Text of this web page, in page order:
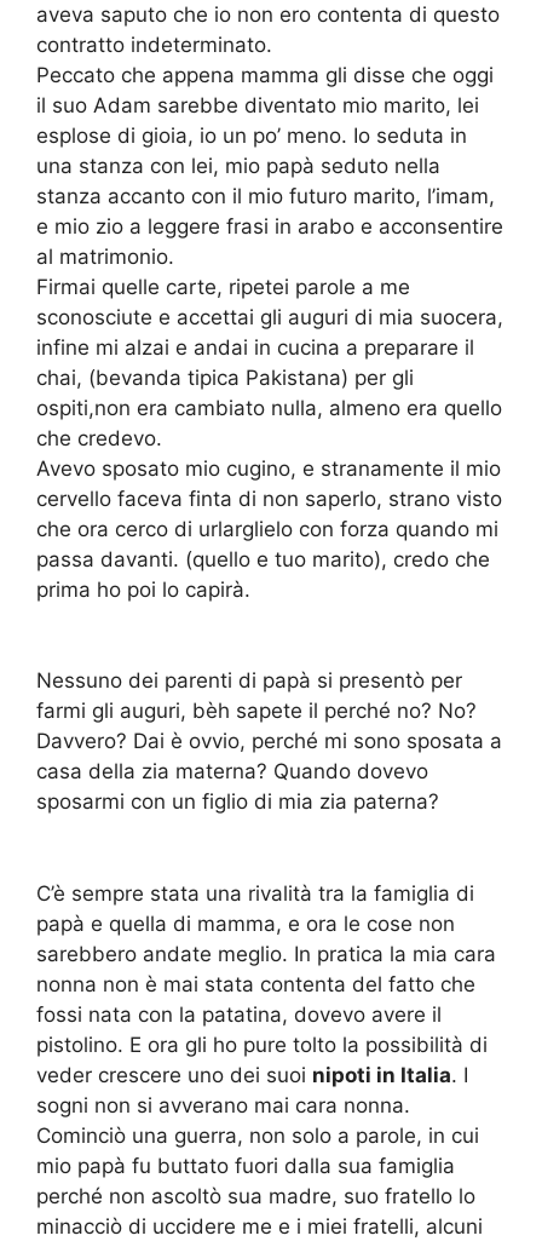
aveva saputo che io non ero contenta di questo
contratto indeterminato.
Peccato che appena mamma gli disse che oggi
il suo Adam sarebbe diventato mio marito, lei
esplose di gioia, io un po’ meno. Io seduta in
una stanza con lei, mio papà seduto nella
stanza accanto con il mio futuro marito, l’imam,
e mio zio a leggere frasi in arabo e acconsentire
al matrimonio.
Firmai quelle carte, ripetei parole a me
sconosciute e accettai gli auguri di mia suocera,
infine mi alzai e andai in cucina a preparare il
chai, (bevanda tipica Pakistana) per gli
ospiti,non era cambiato nulla, almeno era quello
che credevo.
Avevo sposato mio cugino, e stranamente il mio
cervello faceva finta di non saperlo, strano visto
che ora cerco di urlarglielo con forza quando mi
passa davanti. (quello e tuo marito), credo che
prima ho poi lo capirà.
Nessuno dei parenti di papà si presentò per
farmi gli auguri, bèh sapete il perché no? No?
Davvero? Dai è ovvio, perché mi sono sposata a
casa della zia materna? Quando dovevo
sposarmi con un figlio di mia zia paterna?
C’è sempre stata una rivalità tra la famiglia di
papà e quella di mamma, e ora le cose non
sarebbero andate meglio. In pratica la mia cara
nonna non è mai stata contenta del fatto che
fossi nata con la patatina, dovevo avere il
pistolino. E ora gli ho pure tolto la possibilità di
veder crescere uno dei suoi nipoti in Italia. I
sogni non si avverano mai cara nonna.
Cominciò una guerra, non solo a parole, in cui
mio papà fu buttato fuori dalla sua famiglia
perché non ascoltò sua madre, suo fratello lo
minacciò di uccidere me e i miei fratelli, alcuni